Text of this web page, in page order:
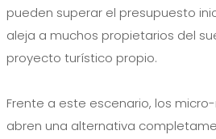
pueden superar el presupuesto
aleja a muchos propietarios del
proyecto turístico propio.
Frente a este escenario, los
abren una alternativa